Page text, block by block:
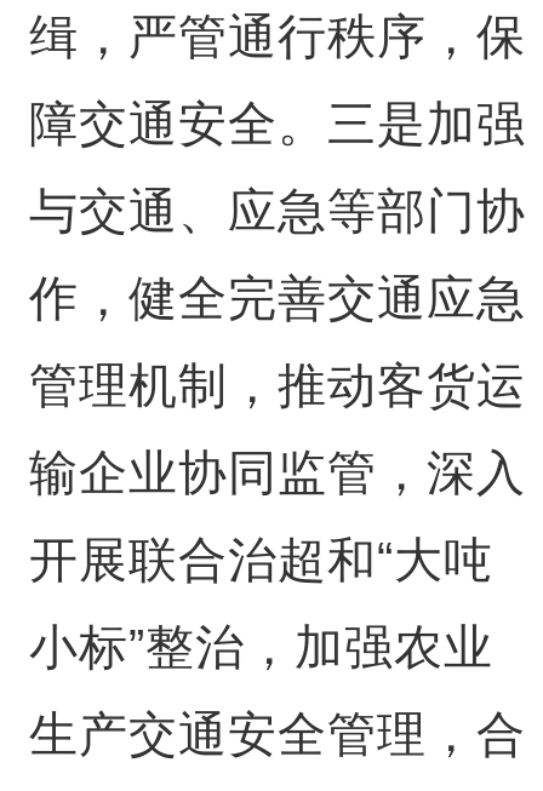
缉，严管通行秩序，保
障交通安全。三是加强
与交通、应急等部门协
作，健全完善交通应急
管理机制，推动客货运
输企业协同监管，深入
开展联合治超和“大吨
小标”整治，加强农业
生产交通安全管理，合